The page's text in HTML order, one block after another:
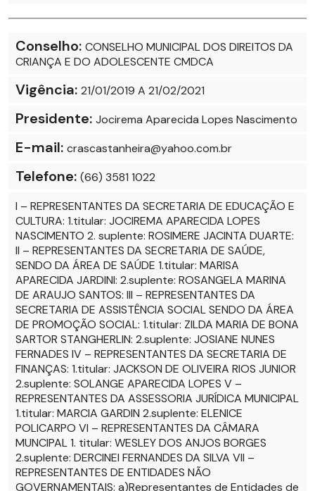
Conselho: CONSELHO MUNICIPAL DOS DIREITOS DA
CRIANÇA E DO ADOLESCENTE CMDCA
Vigência: 21/01/2019 A 21/02/2021
Presidente: Jocirema Aparecida Lopes Nascimento
E-mail: crascastanheira@yahoo.com.br
Telefone: (66) 3581 1022
I – REPRESENTANTES DA SECRETARIA DE EDUCAÇÃO E
CULTURA: 1.titular: JOCIREMA APARECIDA LOPES
NASCIMENTO 2. suplente: ROSIMERE JACINTA DUARTE:
II – REPRESENTANTES DA SECRETARIA DE SAÚDE,
SENDO DA ÁREA DE SAÚDE 1.titular: MARISA
APARECIDA JARDINI: 2.suplente: ROSANGELA MARINA
DE ARAUJO SANTOS: III – REPRESENTANTES DA
SECRETARIA DE ASSISTÊNCIA SOCIAL SENDO DA ÁREA
DE PROMOÇÃO SOCIAL: 1.titular: ZILDA MARIA DE BONA
SARTOR STANGHERLIN: 2.suplente: JOSIANE NUNES
FERNADES IV – REPRESENTANTES DA SECRETARIA DE
FINANÇAS: 1.titular: JACKSON DE OLIVEIRA RIOS JUNIOR
2.suplente: SOLANGE APARECIDA LOPES V –
REPRESENTANTES DA ASSESSORIA JURÍDICA MUNICIPAL
1.titular: MARCIA GARDIN 2.suplente: ELENICE
POLICARPO VI – REPRESENTANTES DA CÂMARA
MUNCIPAL 1. titular: WESLEY DOS ANJOS BORGES
2.suplente: DERCINEI FERNANDES DA SILVA VII –
REPRESENTANTES DE ENTIDADES NÃO
GOVERNAMENTAIS: a)Representantes de Entidades de